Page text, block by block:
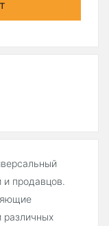
и продавцов.
различных